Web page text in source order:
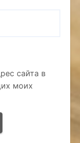
сайта в
моих